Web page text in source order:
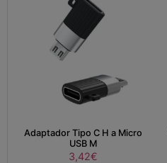
Adaptador Tipo C H a Micro
USB M
3,42€